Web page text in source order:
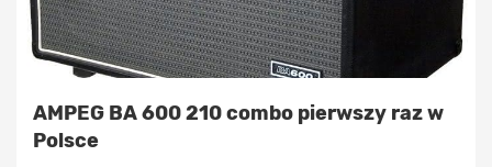
AMPEG BA 600 210 combo pierwszy raz w
Polsce